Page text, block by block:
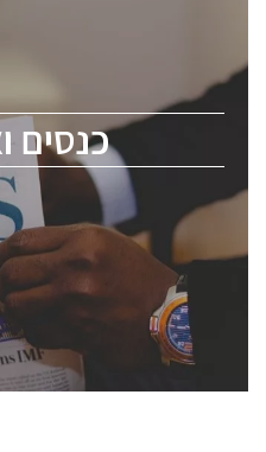
כנסים
לכל העוסקים בתעשיית
May 12-13, 2026. The
everyone involved in the
including engineers,
senior executives.
לחץ